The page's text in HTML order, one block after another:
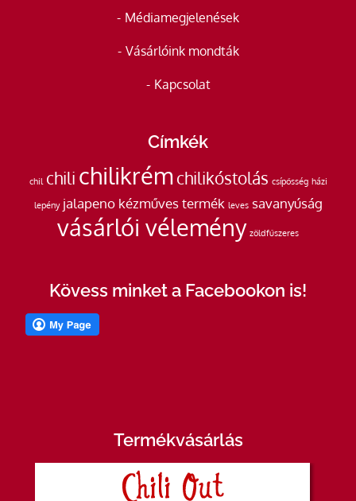
Médiamegjelenések
Vásárlóink mondták
Kapcsolat
Címkék
chil chili chilikrém chilikóstolás csípősség házi
lepény jalapeno kézműves termék leves savanyúság
vásárlói vélemény zöldfűszeres
Kövess minket a Facebookon is!
Termékvásárlás